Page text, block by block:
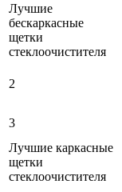
Лучшие
бескаркасные
щетки
стеклоочистителя
2
3
Лучшие каркасные
щетки
стеклоочистителя